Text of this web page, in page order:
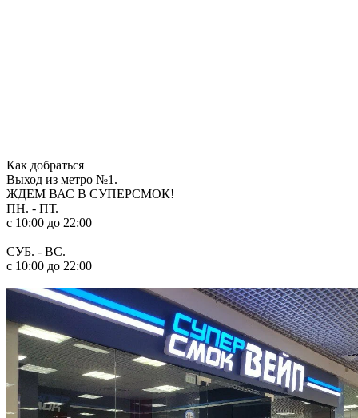
Как добраться
Выход из метро №1.
ЖДЕМ ВАС В СУПЕРСМОК!
ПН. - ПТ.
c 10:00 до 22:00
СУБ. - ВС.
c 10:00 до 22:00